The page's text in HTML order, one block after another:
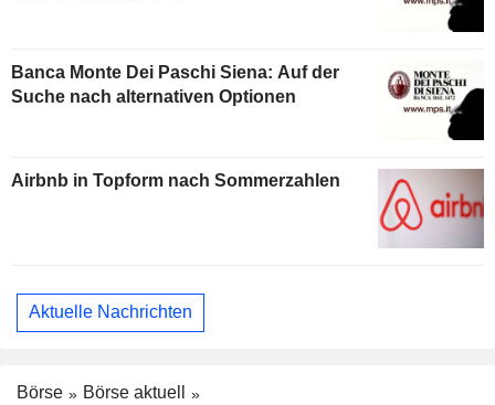
Banca Monte Dei Paschi Siena: Auf der
Suche nach alternativen Optionen
Airbnb in Topform nach Sommerzahlen
Aktuelle Nachrichten
Börse
Börse aktuell